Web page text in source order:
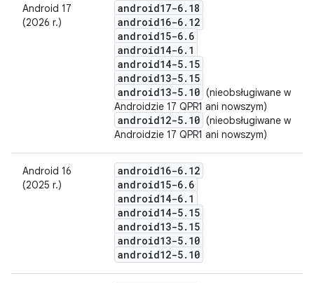
Android 17
(2026 r.)
android17-6. 18
android16-6. 12
android15-6. 6
android14-6. 1
android14-5. 15
android13-5. 15
android13-5. 10 (nieobsługiwane w
Androidzie 17 QPR1 ani nowszym)
android12-5. 10 (nieobsługiwane w
Androidzie 17 QPR1 ani nowszym)
Android 16
(2025 r.)
android16-6. 12
android15-6. 6
android14-6. 1
android14-5. 15
android13-5. 15
android13-5. 10
android12-5. 10